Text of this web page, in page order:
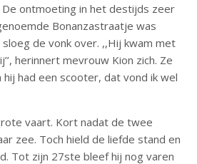
ontmoeting in het destijds zeer
Bonanzastraatje was
de vonk over. ,,Hij kwam met
herinnert mevrouw Kion zich. Ze
had een scooter, dat vond ik wel
vaart. Kort nadat de twee
zee. Toch hield de liefde stand en
Tot zijn 27ste bleef hij nog varen